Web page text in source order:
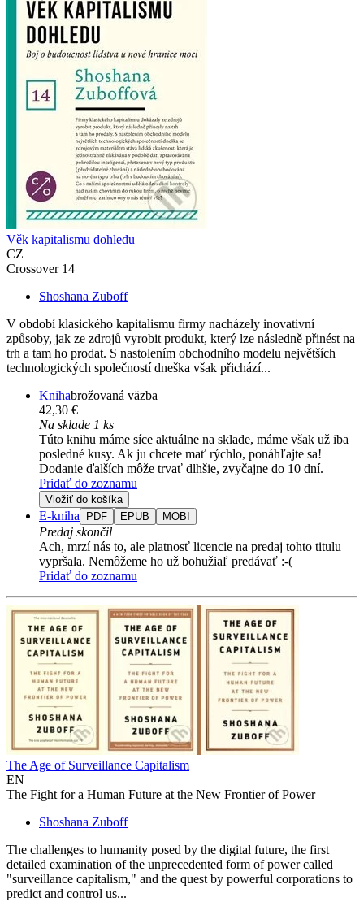
Věk kapitalismu dohledu
CZ
Crossover 14
Shoshana Zuboff
V období klasického kapitalismu firmy nacházely inovativní
způsoby, jak ze zdrojů vyrobit produkt, který lze následně přinést na
trh a tam ho prodat. S nastolením obchodního modelu největších
technologických společností dneška však přichází...
Knihabrožovaná väzba
42,30 €
Na sklade 1 ks
Túto knihu máme síce aktuálne na sklade, máme však už iba
posledné kusy. Ak ju chcete mať rýchlo, ponáhľajte sa!
Dodanie ďalších môže trvať dlhšie, zvyčajne do 10 dní.
Pridať do zoznamu
Vložiť do košíka
E-kniha PDF EPUB MOBI
Predaj skončil
Ach, mrzí nás to, ale platnosť licencie na predaj tohto titulu
vypršala. Nemôžeme ho už bohužiaľ predávať :-(
Pridať do zoznamu
The Age of Surveillance Capitalism
EN
The Fight for a Human Future at the New Frontier of Power
Shoshana Zuboff
The challenges to humanity posed by the digital future, the first
detailed examination of the unprecedented form of power called
"surveillance capitalism," and the quest by powerful corporations to
predict and control us...